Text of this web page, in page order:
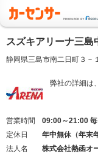
スズキアリーナ三
静岡県三島市南二日町３－
弊社の詳細は
営業時間
09:00～21:00 毎
定休日
年中無休（年末
法人名
株式会社熱函オ